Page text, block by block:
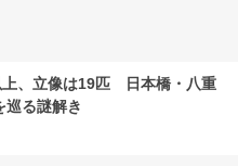
上、立像は19匹 日本橋・八重
巡る謎解き